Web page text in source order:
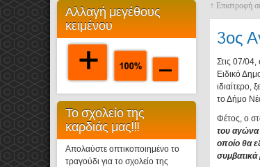
Αλλαγή μεγέθους
κειμένου
Το σχολείο της
καρδιάς μας!!!
Απολαύστε οπτικοποιημένο το
τραγούδι για το σχολείο της
↑ Επιστροφή
3ος
Στις 07/
Ειδικό
ιδιαίτερο,
το Δήμο
Φέτος, ο
του αγώνα
οποίο θα
συμβατικά